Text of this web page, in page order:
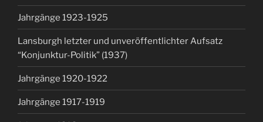
Jahrgänge 1923-1925
Lansburgh letzter und unveröffentlichter Aufsatz
“Konjunktur-Politik” (1937)
Jahrgänge 1920-1922
Jahrgänge 1917-1919